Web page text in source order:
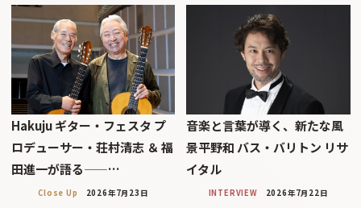
Hakuju ギター・フェスタ プ
ロデューサー・荘村清志 ＆ 福
田進一が語る——…
Close Up 2026年7月23日
音楽と言葉が導く、新たな風
景平野和 バス・バリトン リサ
イタル
INTERVIEW 2026年7月22日